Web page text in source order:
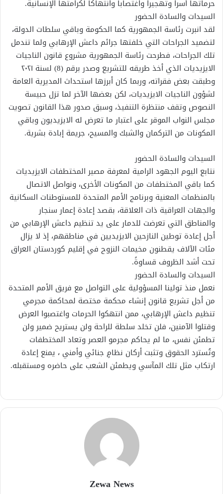
حرماتها أسراً وتهجيراً واغتصاباً وانتهاكاً لكرامتها الإنسانية.
السيدات والسادة الحضور
لقد انبرت رئاسة الجمهورية كما الحكومة وباقي سلطات الدولة،
لتضميد الجراحات التي خلفتها جرائم داعش الإرهابي ولما تندمل
تلك الجراحات، فطرحت رئاسة الجمهورية مشروع قانون الناجيات
الايزيديات الذي أخذ طريقه للتشريع وصدر برقم (8) لسنة ٢٠٢١
وطبقت بعض فقراته، وربما كان أبرزها استحداث المديرية العامة
لشؤون الناجيات الايزيديات، لكن بعضها الآخر لما تزل حبيسة
النصوص وتقف منتظرة التنفيذ، وسبق صدور هذا القانون تصويت
مجلس النواب الموقر على اعتبار ما تعرض له الايزيديون وباقي
المكونات من التركمان والشبك والمسيح، جريمة إبادة بشرية.
السيدات والسادة الحضور
نتابع اليوم الجهود الرامية لمعرفة مصير المختطفات الايزيديات
كما باقي المختطفات من المكونات الأخرى، ونواصل الاتصال
بالمنظمات المعنية وبرنامج الأمم المتحدة للمستوطنات السكانية
والجهات العراقية ذات العلاقة، بقصد إعادة إعمار سنجار
والمناطق التي تعرضت للدمار على يد تنظيم داعش الإرهابي من
أجل إعادة توطين النازحين الايزيديين في مناطقهم، إذ لا يزال
مئات الآلاف يقطنون مخيمات النزوح في إقليم كوردستان العراق
تحت أشد الظروف قساوةً.
السيدات والسادة الحضور
نعمل منذ تولينا المسؤولية على التواصل مع فريق الأمم المتحدة
من أجل تشريع قانون إنشاء محكمة مختصة لمحاكمة مجرمي
تنظيم داعش الإرهابي، ممن انتهكوا الحرمات واغتصبوا العرض
وقتلوا الآمنين، فلن تخلد سلطة للراحة ولن يستريح ضمير ولن
تطمئن نفس، ما لم يحاكم مجرمو العصر وتعاد المختطفات
وتُسترد الحقوق وتثبت أركان نظامٍ جنائي وأمني ، يمنع إعادة
ارتكاب مثل تلك المآسي ويطمئن الشعب على حاضره ومستقبله.
Zewa News